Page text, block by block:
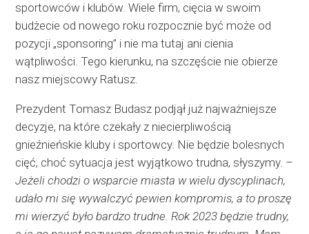
sportowców i klubów. Wiele firm, cięcia w swoim
budżecie od nowego roku rozpocznie być może od
pozycji „sponsoring” i nie ma tutaj ani cienia
wątpliwości. Tego kierunku, na szczęście nie obierze
nasz miejscowy Ratusz.
Prezydent Tomasz Budasz podjął już najważniejsze
decyzje, na które czekały z niecierpliwością
gnieźnieńskie kluby i sportowcy. Nie będzie bolesnych
cięć, choć sytuacja jest wyjątkowo trudna, słyszymy. –
Jeżeli chodzi o wsparcie miasta w wielu dyscyplinach,
udało mi się wywalczyć pewien kompromis, a to proszę
mi wierzyć było bardzo trudne. Rok 2023 będzie trudny,